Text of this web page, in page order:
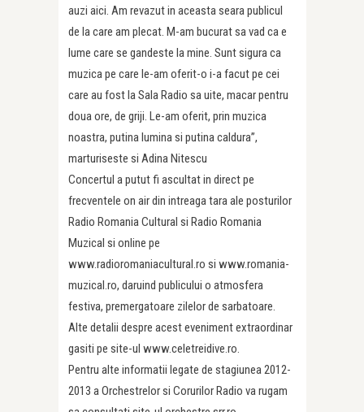
auzi aici. Am revazut in aceasta seara publicul
de la care am plecat. M-am bucurat sa vad ca e
lume care se gandeste la mine. Sunt sigura ca
muzica pe care le-am oferit-o i-a facut pe cei
care au fost la Sala Radio sa uite, macar pentru
doua ore, de griji. Le-am oferit, prin muzica
noastra, putina lumina si putina caldura’’,
marturiseste si Adina Nitescu
Concertul a putut fi ascultat in direct pe
frecventele on air din intreaga tara ale posturilor
Radio Romania Cultural si Radio Romania
Muzical si online pe
www.radioromaniacultural.ro si www.romania-
muzical.ro, daruind publicului o atmosfera
festiva, premergatoare zilelor de sarbatoare.
Alte detalii despre acest eveniment extraordinar
gasiti pe site-ul www.celetreidive.ro.
Pentru alte informatii legate de stagiunea 2012-
2013 a Orchestrelor si Corurilor Radio va rugam